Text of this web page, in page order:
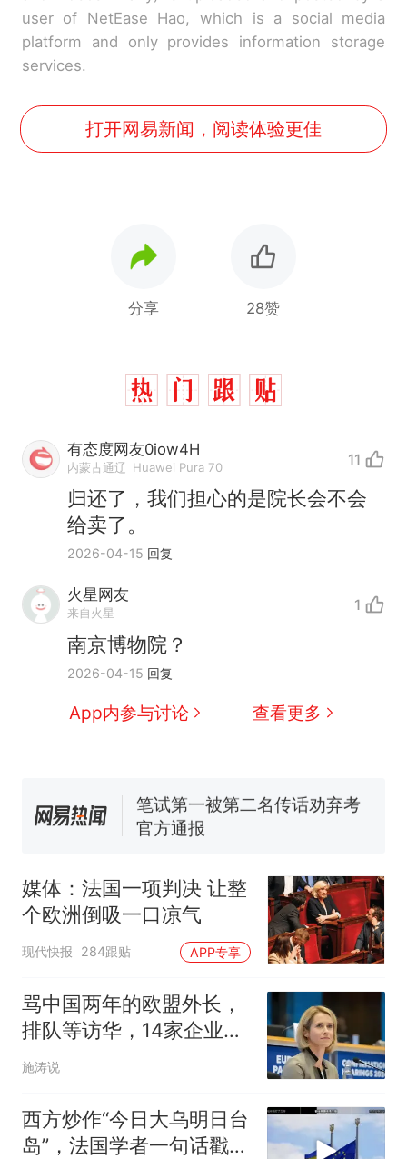
user of NetEase Hao, which is a social media
platform and only provides information storage
services.
打开网易新闻，阅读体验更佳
分享 28赞
有态度网友0iow4H
内蒙古通辽 Huawei Pura 70 11
归还了，我们担心的是院长会不会
给卖了。
2026-04-15 回复
火星网友
来自火星 1
南京博物院？
2026-04-15 回复
App内参与讨论 查看更多
热
那个在床头放菜刀的女孩，
因老师一句“跟我回家”改写了
人生
新 费大厨“全国小炒肉大王”称
来源：参考消息）
笔试第一被第二名传话劝弃考
官方通报
试前13名均遭淘汰？教育局：
已叫停招聘，成立调查组全面
核查
台风"白海豚"中心附近最大风
力已达15级 最新研判
那个在床头放菜刀的女孩，
人生
媒体：法国一项判决 让整
个欧洲倒吸一口凉气
现代快报 284跟贴 APP专享
骂中国两年的欧盟外长，
排队等访华，14家企业被
制裁，她终于慌了
施涛说
西方炒作“今日大乌明日台
岛”，法国学者一句话戳穿